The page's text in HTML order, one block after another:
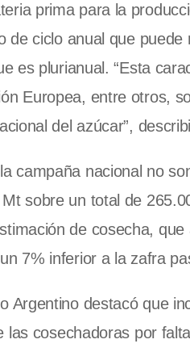
prima para la
de ciclo anual que
es plurianual. “Esta
Europea, entre otros,
del azúcar”,
campaña nacional no
sobre un total de
de cosecha, que
7% inferior a la zafra
Argentino destacó que
las cosechadoras por